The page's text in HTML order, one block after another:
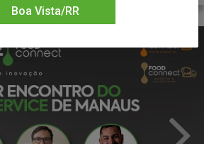
Boa Vista/RR